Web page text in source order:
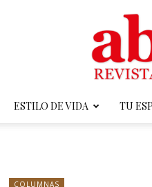
ESTILO DE VIDA TU
COLUMNAS